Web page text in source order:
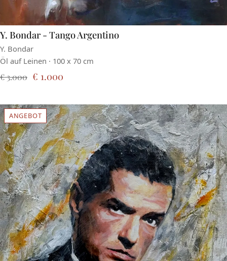
Y. Bondar - Tango Argentino
Y. Bondar
Öl auf Leinen · 100 x 70 cm
€ 3.000 € 1.000
ANGEBOT